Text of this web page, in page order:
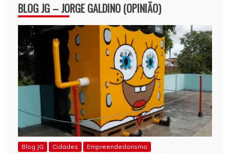
BLOG JG – JORGE GALDINO (OPINIÃO)
Blog JG Cidades
Empreendedorismo